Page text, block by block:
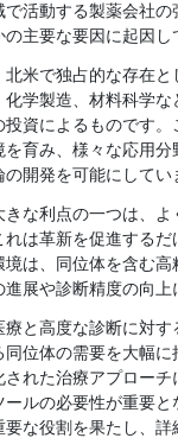
活動する製薬会社の
主要な要因に起因し
米で独占的な存在と
化学製造、材料科学
投資によるものです
を育み、様々な応用
開発を可能にしてい
きな利点の一つは、
は革新を促進するだ
境は、同位体を含む
展や診断精度の向上
と高度な診断に対す
位体の需要を大幅に
された治療アプロー
ールの必要性が重要と
な役割を果たし、詳